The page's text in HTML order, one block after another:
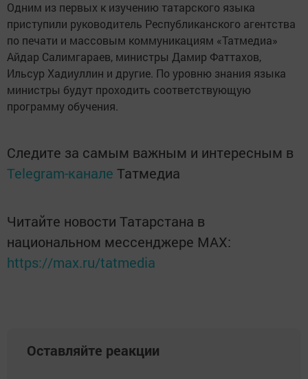
Одним из первых к изучению татарского языка
приступили руководитель Республиканского агентства
по печати и массовым коммуникациям «Татмедиа»
Айдар Салимгараев, министры Дамир Фаттахов,
Ильсур Хадиуллин и другие. По уровню знания языка
министры будут проходить соответствующую
программу обучения.​ ​
Следите за самым важным и интересным в
Telegram-канале Татмедиа
Читайте новости Татарстана в
национальном мессенджере MАХ:
https://max.ru/tatmedia
Оставляйте реакции